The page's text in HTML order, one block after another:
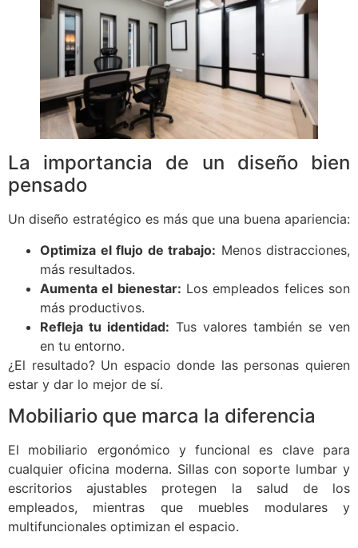
La importancia de un diseño bien
pensado
Un diseño estratégico es más que una buena apariencia:
Optimiza el flujo de trabajo: Menos distracciones,
más resultados.
Aumenta el bienestar: Los empleados felices son
más productivos.
Refleja tu identidad: Tus valores también se ven
en tu entorno.
¿El resultado? Un espacio donde las personas quieren
estar y dar lo mejor de sí.
Mobiliario que marca la diferencia
El mobiliario ergonómico y funcional es clave para
cualquier oficina moderna. Sillas con soporte lumbar y
escritorios ajustables protegen la salud de los
empleados, mientras que muebles modulares y
multifuncionales optimizan el espacio.